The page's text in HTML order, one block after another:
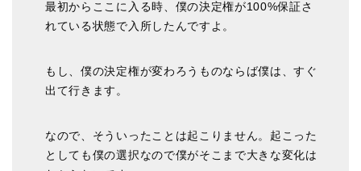
最初からここに入る時、僕の決定権が100%保証さ
れている状態で入所したんですよ。
もし、僕の決定権が変わろうものならば僕は、すぐ
出て行きます。
なので、そういったことは起こりません。起こった
としても僕の選択なので僕がそこまで大きな変化は